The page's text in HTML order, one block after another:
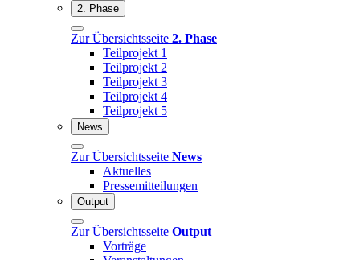
2. Phase
Zur Übersichtsseite 2. Phase
Teilprojekt 1
Teilprojekt 2
Teilprojekt 3
Teilprojekt 4
Teilprojekt 5
News
Zur Übersichtsseite News
Aktuelles
Pressemitteilungen
Output
Zur Übersichtsseite Output
Vorträge